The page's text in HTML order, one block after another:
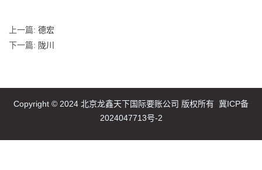
上一篇: 德宏
下一篇: 陇川
Copyright © 2024 北京龙鑫天下国际要账公司 版权所有 冀ICP备
2024047713号-2